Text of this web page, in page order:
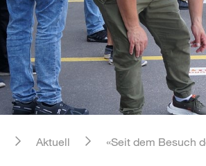
Aktuell
«Seit dem Besuch